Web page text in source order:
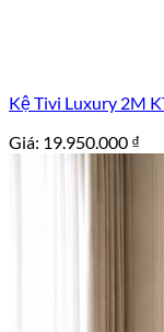
Kệ Tivi Luxury 2M
Giá: 19.950.000 ₫